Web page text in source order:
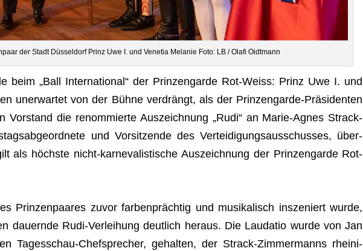
der Stadt Düs­sel­dorf Prinz Uwe I. und Vene­tia Mela­nie Foto: LB / Olafi Oidtmann
beim „Ball Inter­na­tio­nal“ der Prin­zen­garde Rot-Weiss: Prinz Uwe I. und
uner­war­tet von der Bühne ver­drängt, als der Prin­zen­garde-Prä­si­den­ten
Vor­stand die renom­mierte Aus­zeich­nung „Rudi“ an Marie-Agnes Strack-
und Vor­sit­zende des Ver­tei­di­gungs­aus­schus­ses, über­
als höchste nicht-kar­ne­va­lis­ti­sche Aus­zeich­nung der Prin­zen­garde Rot-
Prin­zen­paa­res zuvor far­ben­präch­tig und musi­ka­lisch insze­niert wurde,
dau­ernde Rudi-Ver­lei­hung deut­lich her­aus. Die Lau­da­tio wurde von Jan
Tages­schau-Chef­spre­cher, gehal­ten, der Strack-Zim­mer­manns rhei­ni­